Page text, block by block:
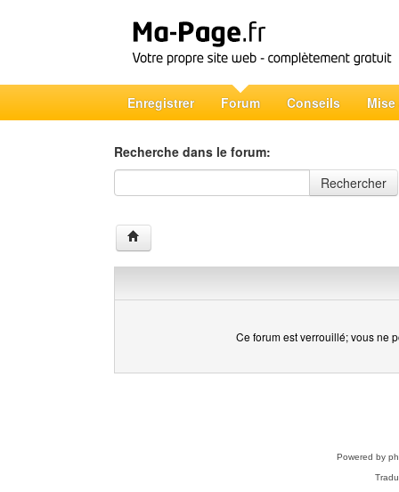
Enregistrer Forum Conseils Mise
Recherche dans le forum:
Recherche dans le forum
Rechercher
Ce forum est verrouillé; vous ne
Powered by